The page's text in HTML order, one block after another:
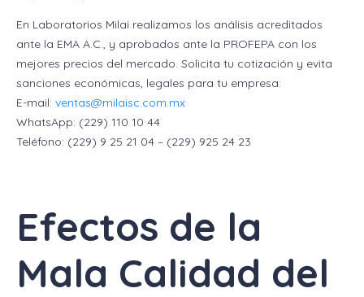
En Laboratorios Milai realizamos los análisis acreditados
ante la EMA A.C., y aprobados ante la PROFEPA con los
mejores precios del mercado. Solicita tu cotización y evita
sanciones económicas, legales para tu empresa:
E-mail: ventas@milaisc.com.mx
WhatsApp: (229) 110 10 44
Teléfono: (229) 9 25 21 04 – (229) 925 24 23
Efectos de la
Mala Calidad del